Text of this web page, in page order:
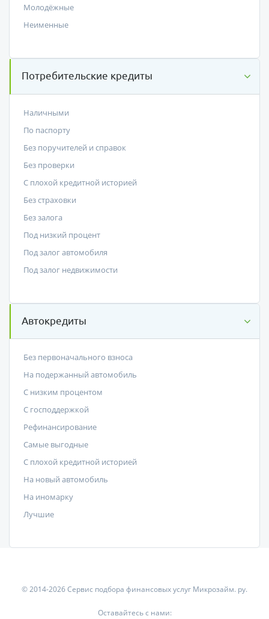
Молодёжные
Неименные
Потребительские кредиты
Наличными
По паспорту
Без поручителей и справок
Без проверки
С плохой кредитной историей
Без страховки
Без залога
Под низкий процент
Под залог автомобиля
Под залог недвижимости
Автокредиты
Без первоначального взноса
На подержанный автомобиль
С низким процентом
C господдержкой
Рефинансирование
Самые выгодные
С плохой кредитной историей
На новый автомобиль
На иномарку
Лучшие
© 2014-2026 Сервис подбора финансовых услуг Микрозайм. ру.
Оставайтесь с нами: